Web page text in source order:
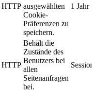
HTTP ausgewählten
Cookie-
Präferenzen zu
speichern.
1 Jahr
HTTP
Behält die
Zustände des
Benutzers bei
allen
Seitenanfragen
bei.